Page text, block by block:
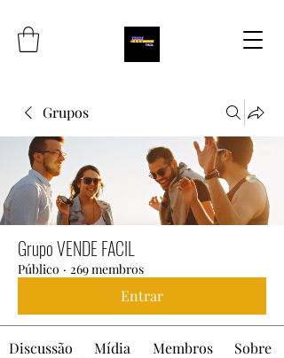
Grupos
Grupo VENDE FACIL
Público · 269 membros
Entrar
Discussão Mídia Membros Sobre